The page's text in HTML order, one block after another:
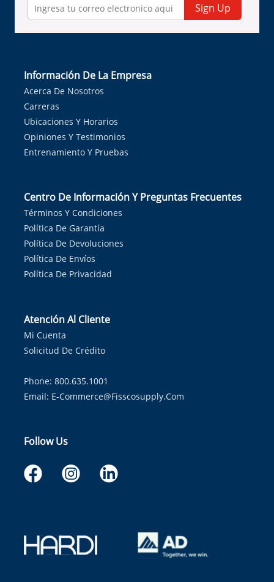
Sign Up
Información De La Empresa
Acerca De Nosotros
Carreras
Ubicaciones Y Horarios
Opiniones Y Testimonios
Entrenamiento Y Pruebas
Centro De Información Y Preguntas Frecuentes
Términos Y Condiciones
Política De Garantía
Política De Devoluciones
Política De Envíos
Política De Privacidad
Atención Al Cliente
Mi Cuenta
Solicitud De Crédito
Phone: 800.635.1001
Email: E-Commerce@fisscosupply.com
Follow Us